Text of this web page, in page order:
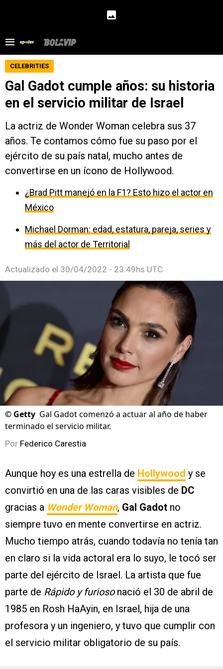
CELEBRITIES
Gal Gadot cumple años: su historia
en el servicio militar de Israel
La actriz de Wonder Woman celebra sus 37
años. Te contamos cómo fue su paso por el
ejército de su país natal, mucho antes de
convertirse en un ícono de Hollywood.
¿Brad Pitt manejó en la F1? Esto hizo el actor en
México
Michael Dorman: edad, estatura, pareja, series y
más del actor de Territorial
Actualizado el 30/04/2022 - 23:49hs UTC
© Getty Gal Gadot comenzó a actuar al año de haber
terminado el servicio militar.
Por Federico Carestia
Aunque hoy es una estrella de Hollywood y se
convirtió en una de las caras visibles de DC
gracias a Wonder Woman, Gal Gadot no
siempre tuvo en mente convertirse en actriz.
Mucho tiempo atrás, cuando todavía no tenía tan
en claro si la vida actoral era lo suyo, le tocó ser
parte del ejército de Israel. La artista que fue
parte de Rápido y furioso nació el 30 de abril de
1985 en Rosh HaAyin, en Israel, hija de una
profesora y un ingeniero, y tuvo que cumplir con
el servicio militar obligatorio de su país.